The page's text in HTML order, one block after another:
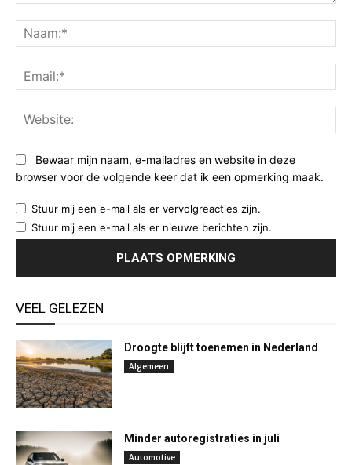
Bewaar mijn naam, e-mailadres en website in deze
browser voor de volgende keer dat ik een opmerking maak.
Stuur mij een e-mail als er vervolgreacties zijn.
Stuur mij een e-mail als er nieuwe berichten zijn.
VEEL GELEZEN
Droogte blijft toenemen in Nederland
Algemeen
Minder autoregistraties in juli
Automotive